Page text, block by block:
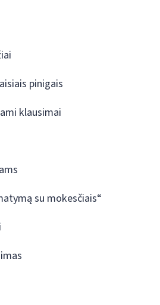
pinigais
klausimai
su mokesčiais“